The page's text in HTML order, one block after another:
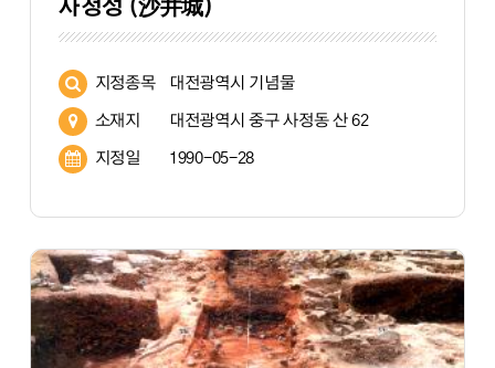
사정성 (沙井城)
지정종목 대전광역시 기념물
소재지 대전광역시 중구 사정동 산 62
지정일 1990-05-28